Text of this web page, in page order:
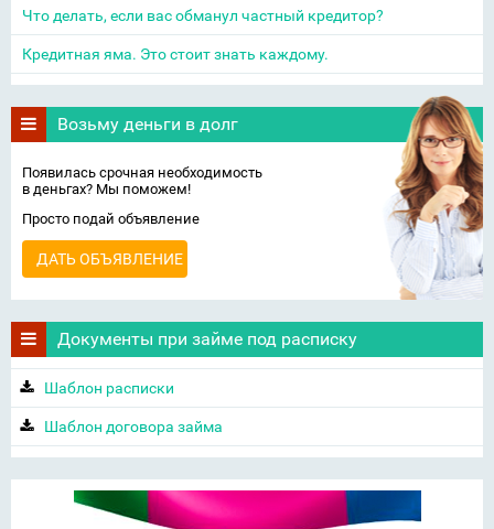
Что делать, если вас обманул частный кредитор?
Кредитная яма. Это стоит знать каждому.
Возьму деньги в долг
Появилась срочная необходимость
в деньгах? Мы поможем!
Просто подай объявление
ДАТЬ ОБЪЯВЛЕНИЕ
Документы при займе под расписку
Шаблон расписки
Шаблон договора займа